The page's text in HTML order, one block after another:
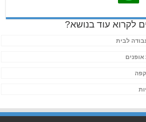
לקרוא עוד בנושא?
לבית
אופנים